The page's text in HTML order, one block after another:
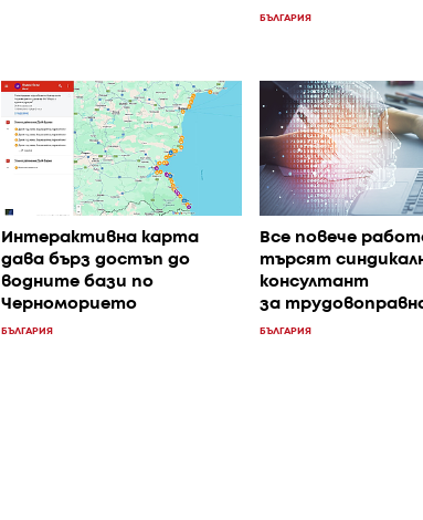
БЪЛГАРИЯ
Интерактивна карта
дава бърз достъп до
водните бази по
Черноморието
БЪЛГАРИЯ
Все повече
търсят
консултант
за
БЪЛГАРИЯ